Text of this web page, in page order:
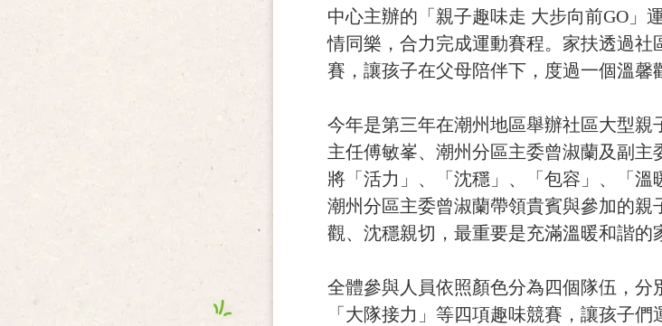
中心主辦的「親子趣味走 大步向前GO」
情同樂，合力完成運動賽程。家扶透過
賽，讓孩子在父母陪伴下，度過一個溫馨
今年是第三年在潮州地區舉辦社區大型
主任傅敏峯、潮州分區主委曾淑蘭及副
將「活力」、「沈穩」、「包容」、「
潮州分區主委曾淑蘭帶領貴賓與參加的
觀、沈穩親切，最重要是充滿溫暖和諧的
全體參與人員依照顏色分為四個隊伍，分
「大隊接力」等四項趣味競賽，讓孩子